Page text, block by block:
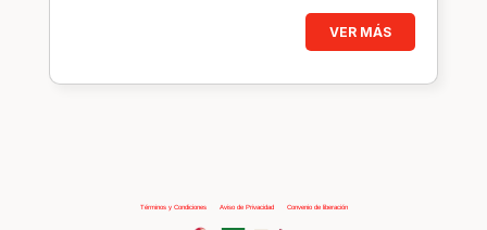
VER MÁS
Términos y Condiciones| Aviso de Privacidad| Convenio de liberación